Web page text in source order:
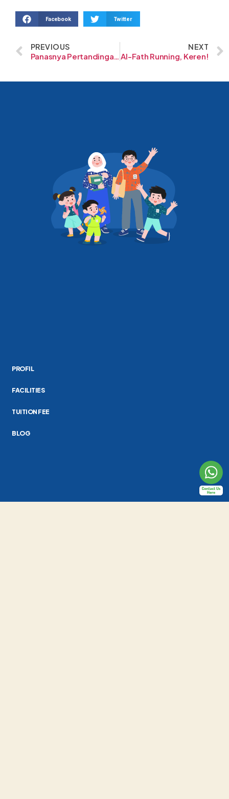
Facebook Twitter
PREVIOUS
Panasnya Pertandingan Futsal SD Al-Fath Cirendeu vs Al-Fath BSD
NEXT
Al-Fath Running, Keren!
PROFIL
FACILITIES
TUITION FEE
BLOG